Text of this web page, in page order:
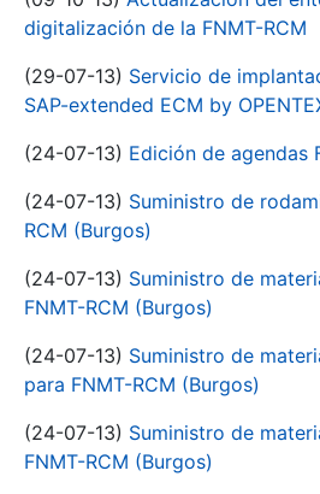
digitalización de la FNMT-RCM
(29-07-13) Servicio de
SAP-extended ECM by
(24-07-13) Edición de agendas
(24-07-13) Suministro de
RCM (Burgos)
(24-07-13) Suministro de
FNMT-RCM (Burgos)
(24-07-13) Suministro de
para FNMT-RCM (Burgos)
(24-07-13) Suministro de
FNMT-RCM (Burgos)